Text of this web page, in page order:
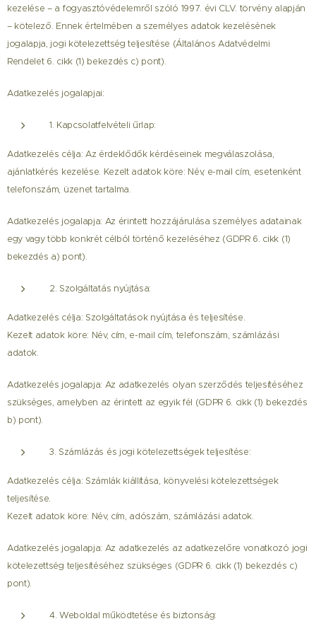
kezelése – a fogyasztóvédelemről szóló 1997. évi CLV. törvény alapján
– kötelező. Ennek értelmében a személyes adatok kezelésének
jogalapja, jogi kötelezettség teljesítése (Általános Adatvédelmi
Rendelet 6. cikk (1) bekezdés c) pont).
Adatkezelés jogalapjai:
1. Kapcsolatfelvételi űrlap:
Adatkezelés célja: Az érdeklődők kérdéseinek megválaszolása,
ajánlatkérés kezelése. Kezelt adatok köre: Név, e-mail cím, esetenként
telefonszám, üzenet tartalma.
Adatkezelés jogalapja: Az érintett hozzájárulása személyes adatainak
egy vagy több konkrét célból történő kezeléséhez (GDPR 6. cikk (1)
bekezdés a) pont).
2. Szolgáltatás nyújtása:
Adatkezelés célja: Szolgáltatások nyújtása és teljesítése.
Kezelt adatok köre: Név, cím, e-mail cím, telefonszám, számlázási
adatok.
Adatkezelés jogalapja: Az adatkezelés olyan szerződés teljesítéséhez
szükséges, amelyben az érintett az egyik fél (GDPR 6. cikk (1) bekezdés
b) pont).
3. Számlázás és jogi kötelezettségek teljesítése:
Adatkezelés célja: Számlák kiállítása, könyvelési kötelezettségek
teljesítése.
Kezelt adatok köre: Név, cím, adószám, számlázási adatok.
Adatkezelés jogalapja: Az adatkezelés az adatkezelőre vonatkozó jogi
kötelezettség teljesítéséhez szükséges (GDPR 6. cikk (1) bekezdés c)
pont).
4. Weboldal működtetése és biztonság: